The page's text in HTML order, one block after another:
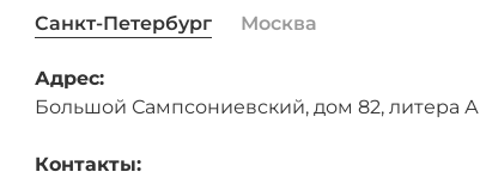
Санкт-Петербург Москва
Адрес:
Большой Сампсониевский, дом 82, литера А
Контакты: